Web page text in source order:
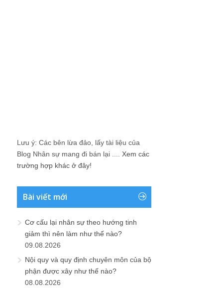
Lưu ý: Các bên lừa đảo, lấy tài liệu của
Blog Nhân sự mang đi bán lại .... Xem các
trường hợp khác ở đây!
Bài viết mới
Cơ cấu lại nhân sự theo hướng tinh
giảm thì nên làm như thế nào?
09.08.2026
Nội quy và quy định chuyên môn của bộ
phận được xây như thế nào?
08.08.2026